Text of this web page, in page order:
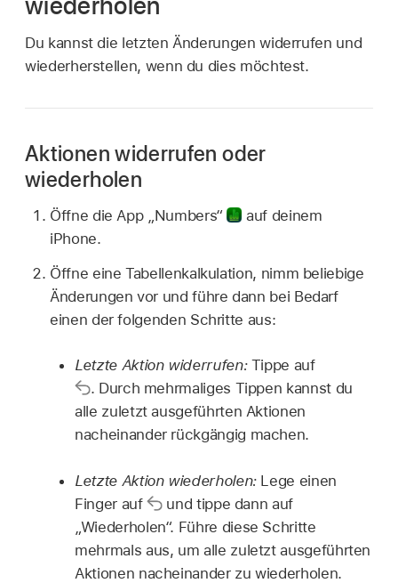
Du kannst die letzten Änderungen widerrufen und
wiederherstellen, wenn du dies möchtest.
Aktionen widerrufen oder
wiederholen
Öffne die App „Numbers“
auf deinem
iPhone.
Öffne eine Tabellenkalkulation, nimm beliebige
Änderungen vor und führe dann bei Bedarf
einen der folgenden Schritte aus:
Letzte Aktion widerrufen: Tippe auf
. Durch mehrmaliges Tippen kannst du
alle zuletzt ausgeführten Aktionen
nacheinander rückgängig machen.
Letzte Aktion wiederholen: Lege einen
Finger auf
und tippe dann auf
„Wiederholen“. Führe diese Schritte
mehrmals aus, um alle zuletzt ausgeführten
Aktionen nacheinander zu wiederholen.